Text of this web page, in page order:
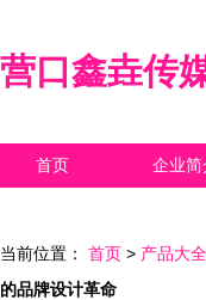
营口鑫垚传
首页 企业简
当前位置： 首页 > 产品大全
的品牌设计革命